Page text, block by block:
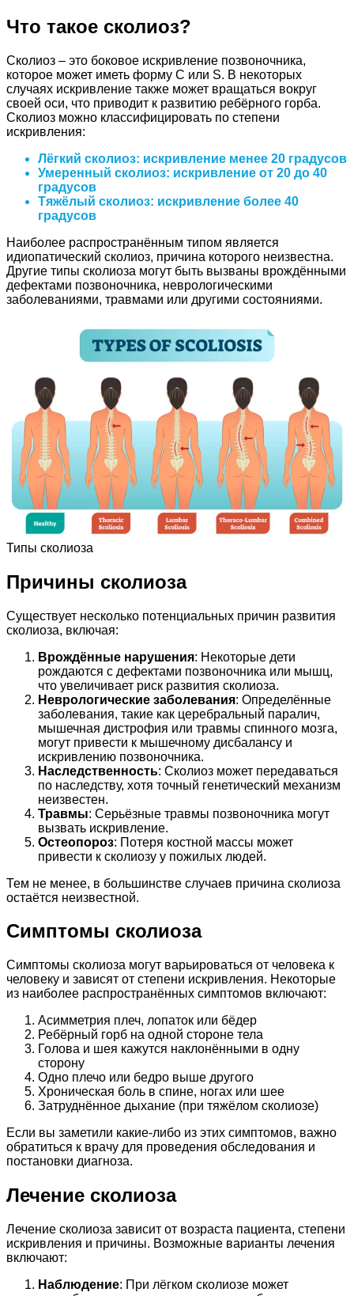
Что такое сколиоз?
Сколиоз – это боковое искривление позвоночника,
которое может иметь форму С или S. В некоторых
случаях искривление также может вращаться вокруг
своей оси, что приводит к развитию ребёрного горба.
Сколиоз можно классифицировать по степени
искривления:
Лёгкий сколиоз: искривление менее 20 градусов
Умеренный сколиоз: искривление от 20 до 40
градусов
Тяжёлый сколиоз: искривление более 40
градусов
Наиболее распространённым типом является
идиопатический сколиоз, причина которого неизвестна.
Другие типы сколиоза могут быть вызваны врождёнными
дефектами позвоночника, неврологическими
заболеваниями, травмами или другими состояниями.
Типы сколиоза
Причины сколиоза
Существует несколько потенциальных причин развития
сколиоза, включая:
Врождённые нарушения: Некоторые дети
рождаются с дефектами позвоночника или мышц,
что увеличивает риск развития сколиоза.
Неврологические заболевания: Определённые
заболевания, такие как церебральный паралич,
мышечная дистрофия или травмы спинного мозга,
могут привести к мышечному дисбалансу и
искривлению позвоночника.
Наследственность: Сколиоз может передаваться
по наследству, хотя точный генетический механизм
неизвестен.
Травмы: Серьёзные травмы позвоночника могут
вызвать искривление.
Остеопороз: Потеря костной массы может
привести к сколиозу у пожилых людей.
Тем не менее, в большинстве случаев причина сколиоза
остаётся неизвестной.
Симптомы сколиоза
Симптомы сколиоза могут варьироваться от человека к
человеку и зависят от степени искривления. Некоторые
из наиболее распространённых симптомов включают:
Асимметрия плеч, лопаток или бёдер
Ребёрный горб на одной стороне тела
Голова и шея кажутся наклонёнными в одну
сторону
Одно плечо или бедро выше другого
Хроническая боль в спине, ногах или шее
Затруднённое дыхание (при тяжёлом сколиозе)
Если вы заметили какие-либо из этих симптомов, важно
обратиться к врачу для проведения обследования и
постановки диагноза.
Лечение сколиоза
Лечение сколиоза зависит от возраста пациента, степени
искривления и причины. Возможные варианты лечения
включают:
Наблюдение: При лёгком сколиозе может